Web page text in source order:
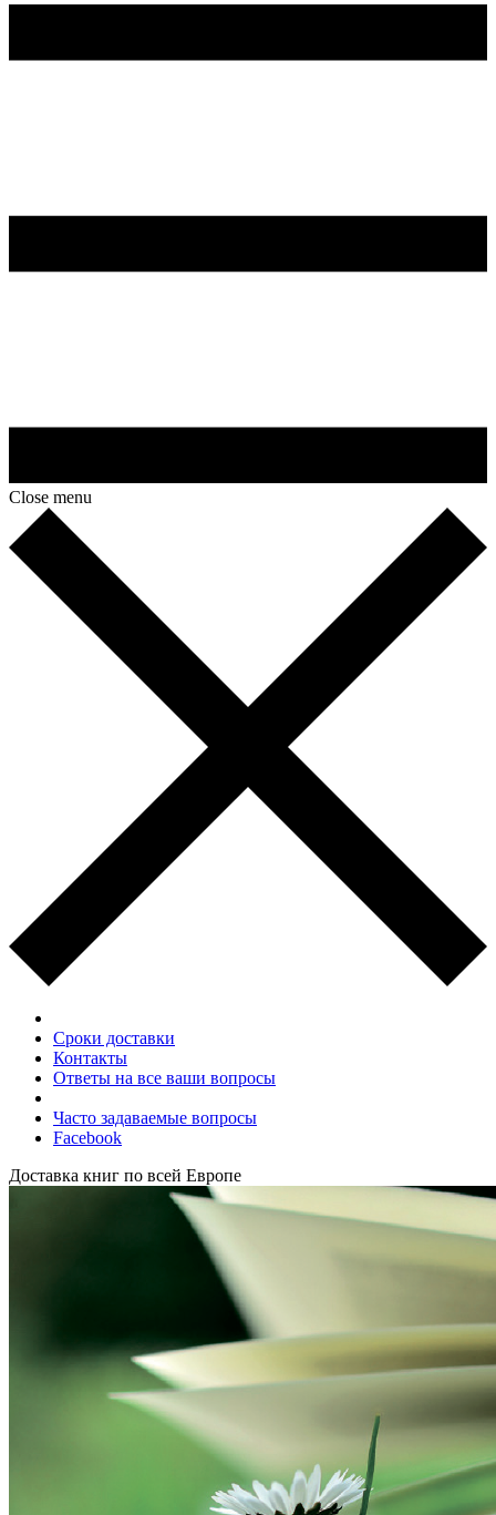
Close menu
Сроки доставки
Контакты
Ответы на все ваши вопросы
Часто задаваемые вопросы
Facebook
Доставка книг по всей Европе